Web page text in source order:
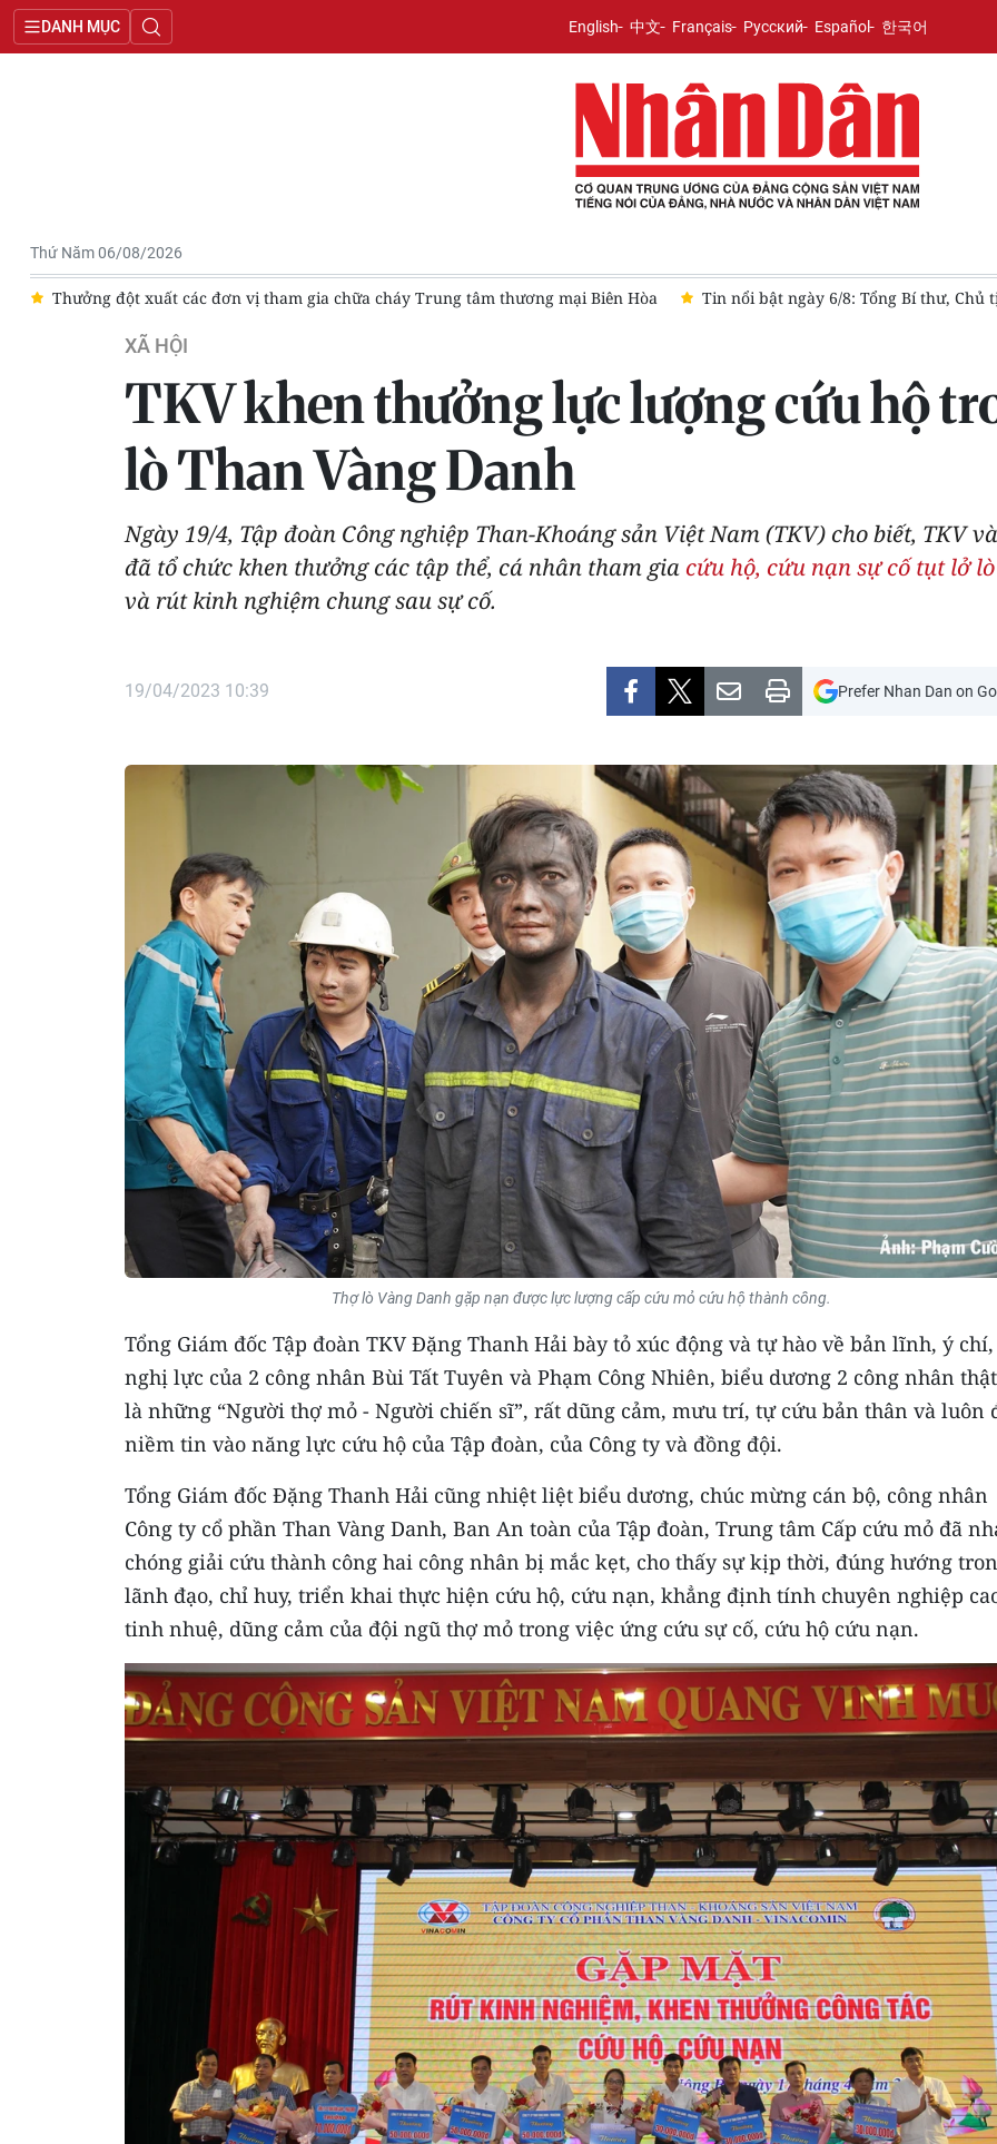
DANH MỤC English 中文 Français Русский Español 한국어
Thứ Năm 06/08/2026
Thưởng đột xuất các đơn vị tham gia chữa cháy Trung tâm thương mại Biên Hòa Tin nổi bật ngày 6/8: Tổng Bí thư,
XÃ HỘI
TKV khen thưởng lực lượng cứu hộ
lò Than Vàng Danh
Ngày 19/4, Tập đoàn Công nghiệp Than-Khoáng sản Việt Nam (TKV) cho biết, TKV
đã tổ chức khen thưởng các tập thể, cá nhân tham gia cứu hộ, cứu nạn sự cố tụt lở lò
và rút kinh nghiệm chung sau sự cố.
19/04/2023 10:39 Prefer Nhan Dan on
Thợ lò Vàng Danh gặp nạn được lực lượng cấp cứu mỏ cứu hộ thành công.
Tổng Giám đốc Tập đoàn TKV Đặng Thanh Hải bày tỏ xúc động và tự hào về bản lĩnh, ý chí,
nghị lực của 2 công nhân Bùi Tất Tuyên và Phạm Công Nhiên, biểu dương 2 công nhân
là những “Người thợ mỏ - Người chiến sĩ”, rất dũng cảm, mưu trí, tự cứu bản thân và luôn
niềm tin vào năng lực cứu hộ của Tập đoàn, của Công ty và đồng đội.
Tổng Giám đốc Đặng Thanh Hải cũng nhiệt liệt biểu dương, chúc mừng cán bộ, công nhân
Công ty cổ phần Than Vàng Danh, Ban An toàn của Tập đoàn, Trung tâm Cấp cứu mỏ đã
chóng giải cứu thành công hai công nhân bị mắc kẹt, cho thấy sự kịp thời, đúng hướng
lãnh đạo, chỉ huy, triển khai thực hiện cứu hộ, cứu nạn, khẳng định tính chuyên nghiệp
tinh nhuệ, dũng cảm của đội ngũ thợ mỏ trong việc ứng cứu sự cố, cứu hộ cứu nạn.